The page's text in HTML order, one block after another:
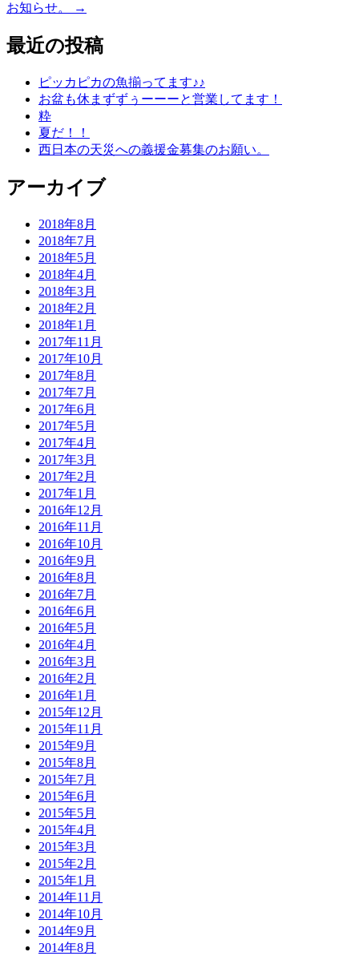
お知らせ。
→
最近の投稿
ピッカピカの魚揃ってます♪♪
お盆も休まずずぅーーーと営業してます！
粋
夏だ！！
西日本の天災への義援金募集のお願い。
アーカイブ
2018年8月
2018年7月
2018年5月
2018年4月
2018年3月
2018年2月
2018年1月
2017年11月
2017年10月
2017年8月
2017年7月
2017年6月
2017年5月
2017年4月
2017年3月
2017年2月
2017年1月
2016年12月
2016年11月
2016年10月
2016年9月
2016年8月
2016年7月
2016年6月
2016年5月
2016年4月
2016年3月
2016年2月
2016年1月
2015年12月
2015年11月
2015年9月
2015年8月
2015年7月
2015年6月
2015年5月
2015年4月
2015年3月
2015年2月
2015年1月
2014年11月
2014年10月
2014年9月
2014年8月